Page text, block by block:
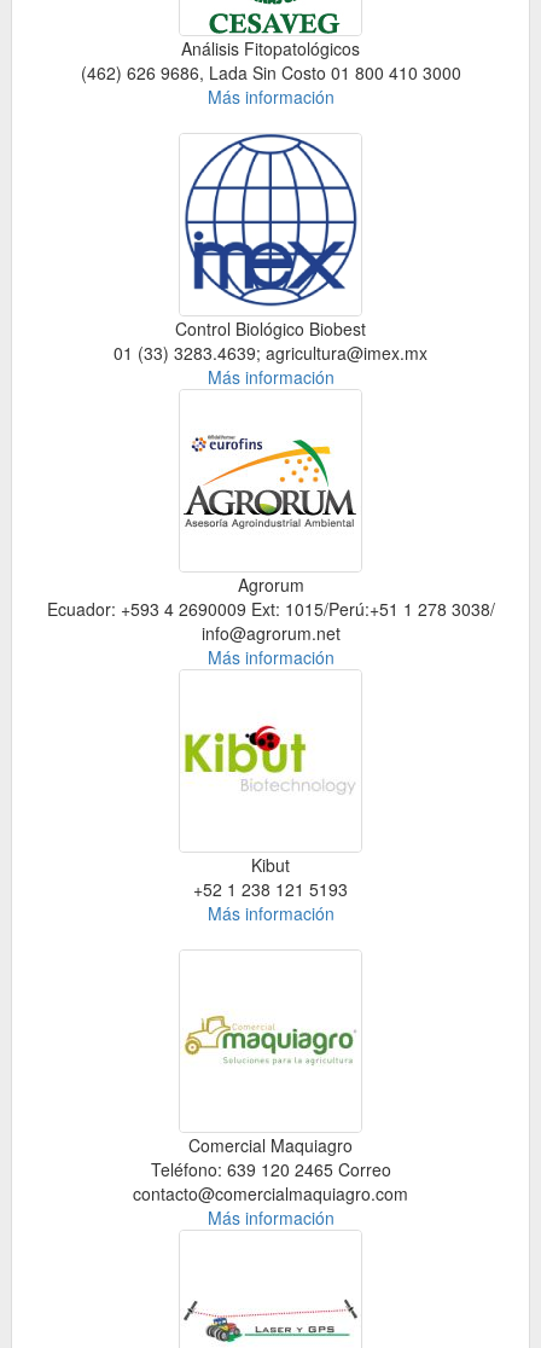
Análisis Fitopatológicos
(462) 626 9686, Lada Sin Costo 01 800 410 3000
Más información
Control Biológico Biobest
01 (33) 3283.4639; agricultura@imex.mx
Más información
Agrorum
Ecuador: +593 4 2690009 Ext: 1015/Perú:+51 1 278 3038/
info@agrorum.net
Más información
Kibut
+52 1 238 121 5193
Más información
Comercial Maquiagro
Teléfono: 639 120 2465 Correo
contacto@comercialmaquiagro.com
Más información